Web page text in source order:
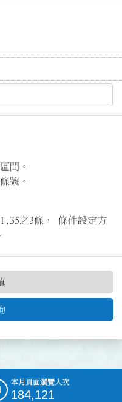
間。
號。
之3條， 條件設定方
本月頁面瀏覽人次
184,121